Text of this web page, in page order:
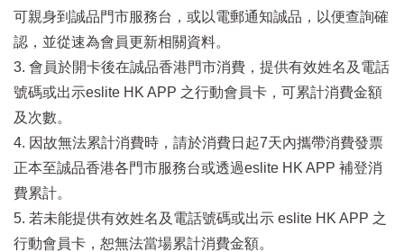
可親身到誠品門市服務台，或以電郵通知誠品，以便查詢確
認，並從速為會員更新相關資料。
3. 會員於開卡後在誠品香港門市消費，提供有效姓名及電話
號碼或出示eslite HK APP 之行動會員卡，可累計消費金額
及次數。
4. 因故無法累計消費時，請於消費日起7天內攜帶消費發票
正本至誠品香港各門市服務台或透過eslite HK APP 補登消
費累計。
5. 若未能提供有效姓名及電話號碼或出示 eslite HK APP 之
行動會員卡，恕無法當場累計消費金額。